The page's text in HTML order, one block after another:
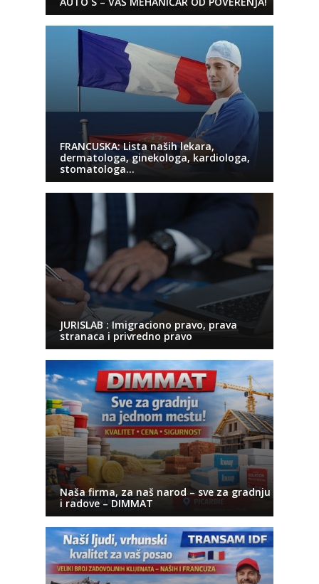
FRANCUSKA: Lista naših lekara,
dermatologa, ginekologa, kardiologa,
stomatologa…
JURISLAB : Imigraciono pravo, prava
stranaca i privredno pravo
Naša firma, za naš narod – sve za gradnju
i radove – DIMMAT